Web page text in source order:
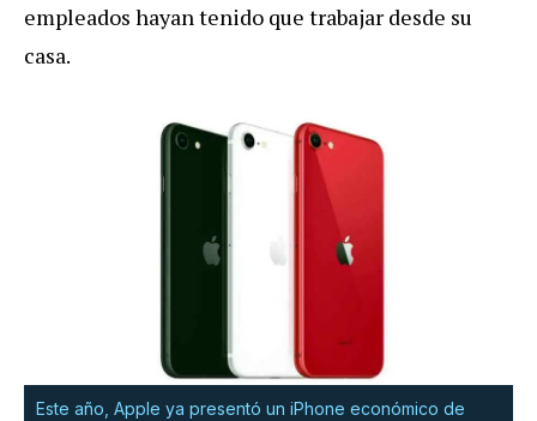
empleados hayan tenido que trabajar desde su
casa.
Este año, Apple ya presentó un iPhone económico de